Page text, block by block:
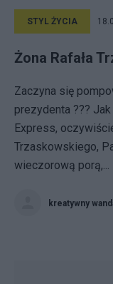
STYL ŻYCIA
Żona Rafała
Zaczyna się
prezydenta ???
Express,
Trzaskowskiego,
wieczorową porą,...
kreatywny